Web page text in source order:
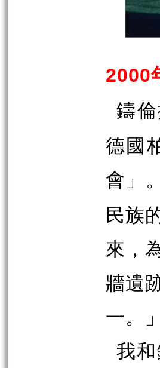
2000
鑄
德國
會」
民族
來，
牆遺
一。
我